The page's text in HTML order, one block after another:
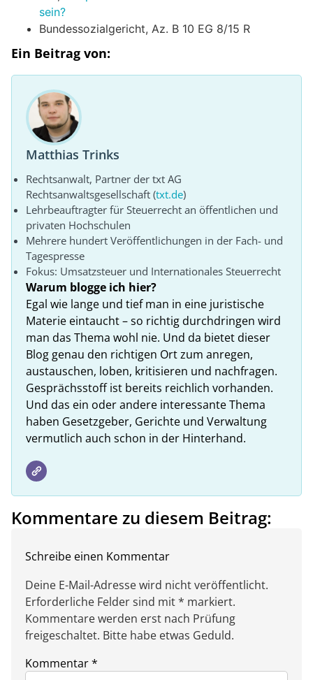
sein?
Bundessozialgericht, Az. B 10 EG 8/15 R
Ein Beitrag von:
Matthias Trinks
Rechtsanwalt, Partner der txt AG
Rechtsanwaltsgesellschaft (txt.de)
Lehrbeauftragter für Steuerrecht an öffentlichen und
privaten Hochschulen
Mehrere hundert Veröffentlichungen in der Fach- und
Tagespresse
Fokus: Umsatzsteuer und Internationales Steuerrecht
Warum blogge ich hier?
Egal wie lange und tief man in eine juristische
Materie eintaucht – so richtig durchdringen wird
man das Thema wohl nie. Und da bietet dieser
Blog genau den richtigen Ort zum anregen,
austauschen, loben, kritisieren und nachfragen.
Gesprächsstoff ist bereits reichlich vorhanden.
Und das ein oder andere interessante Thema
haben Gesetzgeber, Gerichte und Verwaltung
vermutlich auch schon in der Hinterhand.
Kommentare zu diesem Beitrag:
Schreibe einen Kommentar
Deine E-Mail-Adresse wird nicht veröffentlicht.
Erforderliche Felder sind mit * markiert.
Kommentare werden erst nach Prüfung
freigeschaltet. Bitte habe etwas Geduld.
Kommentar*